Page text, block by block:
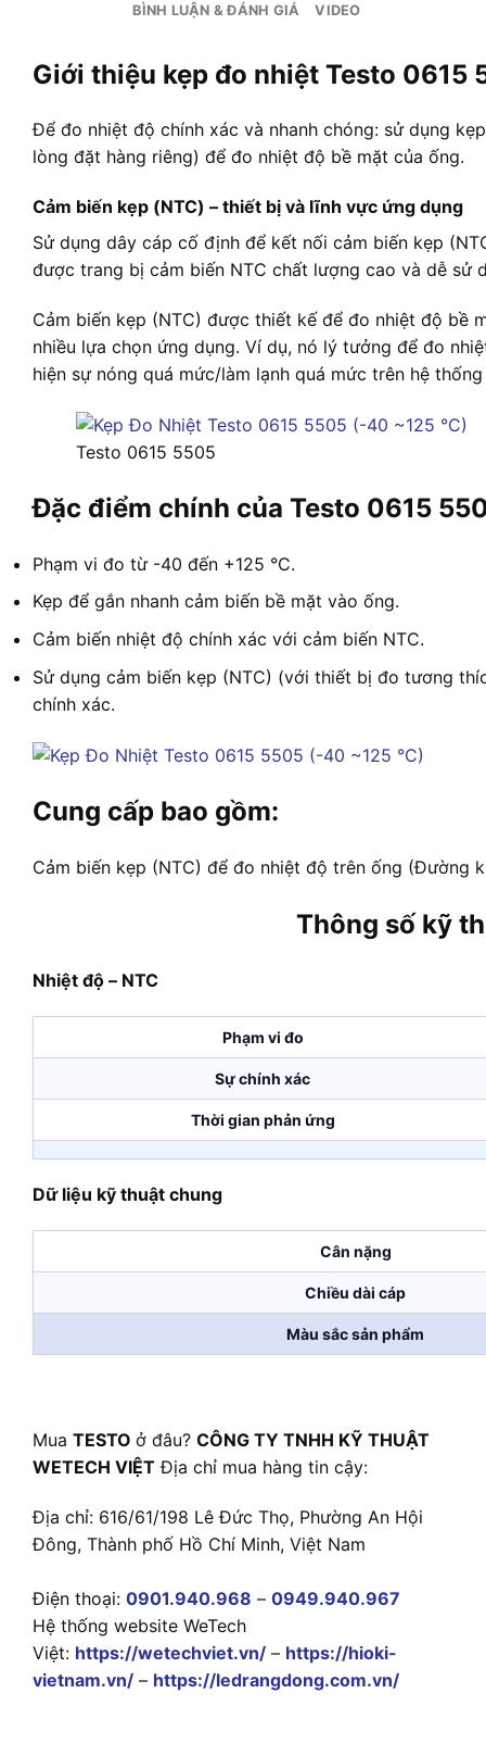
BÌNH LUẬN & ĐÁNH GIÁ VIDEO
Giới thiệu kẹp đo nhiệt Testo 0615
Để đo nhiệt độ chính xác và nhanh chóng: sử dụng
lòng đặt hàng riêng) để đo nhiệt độ bề mặt của ống.
Cảm biến kẹp (NTC) – thiết bị và lĩnh vực ứng dụng
Sử dụng dây cáp cố định để kết nối cảm biến kẹp
được trang bị cảm biến NTC chất lượng cao và dễ sử
Cảm biến kẹp (NTC) được thiết kế để đo nhiệt độ bề
nhiều lựa chọn ứng dụng. Ví dụ, nó lý tưởng để đo
hiện sự nóng quá mức/làm lạnh quá mức trên hệ thống
Testo 0615 5505
Đặc điểm chính của Testo 0615
Phạm vi đo từ -40 đến +125 °C.
Kẹp để gắn nhanh cảm biến bề mặt vào ống.
Cảm biến nhiệt độ chính xác với cảm biến NTC.
Sử dụng cảm biến kẹp (NTC) (với thiết bị đo tương
chính xác.
Cung cấp bao gồm:
Cảm biến kẹp (NTC) để đo nhiệt độ trên ống (Đường
Thông số kỹ
Nhiệt độ – NTC
Phạm vi đo
Sự chính xác
Thời gian phản ứng
Dữ liệu kỹ thuật chung
Cân nặng
Chiều dài cáp
Màu sắc sản phẩm
Mua TESTO ở đâu? CÔNG TY TNHH KỸ THUẬT
WETECH VIỆT Địa chỉ mua hàng tin cậy:
Địa chỉ: 616/61/198 Lê Đức Thọ, Phường An Hội
Đông, Thành phố Hồ Chí Minh, Việt Nam
Điện thoại: 0901.940.968 – 0949.940.967
Hệ thống website WeTech
Việt: https://wetechviet.vn/ – https://hioki-
vietnam.vn/ – https://ledrangdong.com.vn/